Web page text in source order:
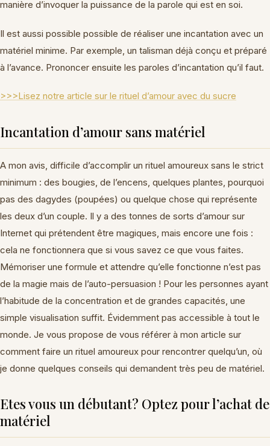
manière d’invoquer la puissance de la parole qui est en soi.
Il est aussi possible possible de réaliser une incantation avec un
matériel minime. Par exemple, un talisman déjà conçu et préparé
à l’avance. Prononcer ensuite les paroles d’incantation qu’il faut.
>>>Lisez notre article sur le rituel d’amour avec du sucre
Incantation d’amour sans matériel
A mon avis, difficile d’accomplir un rituel amoureux sans le strict
minimum : des bougies, de l’encens, quelques plantes, pourquoi
pas des dagydes (poupées) ou quelque chose qui représente
les deux d’un couple. Il y a des tonnes de sorts d’amour sur
Internet qui prétendent être magiques, mais encore une fois :
cela ne fonctionnera que si vous savez ce que vous faites.
Mémoriser une formule et attendre qu’elle fonctionne n’est pas
de la magie mais de l’auto-persuasion ! Pour les personnes ayant
l’habitude de la concentration et de grandes capacités, une
simple visualisation suffit. Évidemment pas accessible à tout le
monde. Je vous propose de vous référer à mon article sur
comment faire un rituel amoureux pour rencontrer quelqu’un, où
je donne quelques conseils qui demandent très peu de matériel.
Etes vous un débutant? Optez pour l’achat de
matériel